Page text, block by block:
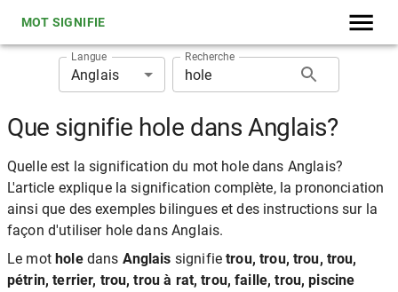
MOT SIGNIFIE
Langue
Anglais
Recherche
Que signifie hole dans Anglais?
Quelle est la signification du mot hole dans Anglais?
L'article explique la signification complète, la prononciation
ainsi que des exemples bilingues et des instructions sur la
façon d'utiliser hole dans Anglais.
Le motholedans Anglais signifietrou, trou, trou, trou,
pétrin, terrier, trou, trou à rat, trou, faille, trou, piscine